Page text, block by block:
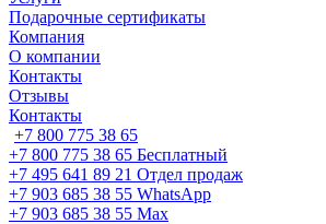
Подарочные сертификаты
Компания
О компании
Контакты
Отзывы
Контакты
+7 800 775 38 65
+7 800 775 38 65 Бесплатный
+7 495 641 89 21 Отдел продаж
+7 903 685 38 55 WhatsApp
+7 903 685 38 55 Max